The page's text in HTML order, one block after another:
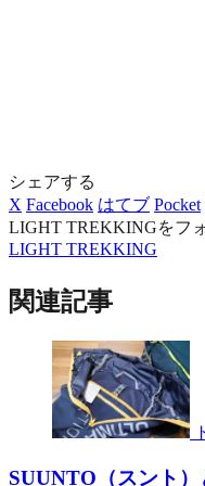
シェアする
X Facebook はてブ Pocket
LIGHT TREKKINGをフ
LIGHT TREKKING
関連記事
SUUNTO（スント）